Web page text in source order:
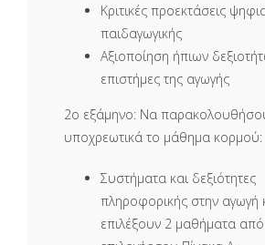
Κριτικές προεκτάσεις
παιδαγωγικής
Αξιοποίηση ήπιων
επιστήμες της αγωγής
2ο εξάμηνο: Να
υποχρεωτικά το μάθημα κορμού:
Συστήματα και δεξιότητες
πληροφορικής στην αγωγή
επιλέξουν 2 μαθήματα